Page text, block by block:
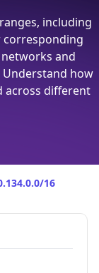
including
corresponding
and
Understand how
across different
16